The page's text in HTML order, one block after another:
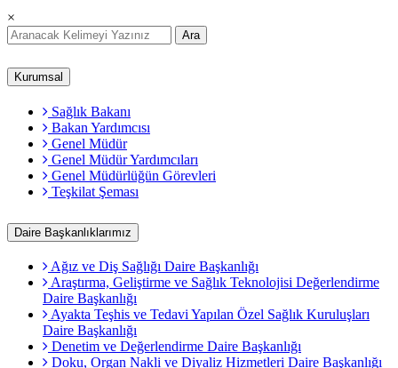
×
Ara
Kurumsal
Sağlık Bakanı
Bakan Yardımcısı
Genel Müdür
Genel Müdür Yardımcıları
Genel Müdürlüğün Görevleri
Teşkilat Şeması
Daire Başkanlıklarımız
Ağız ve Diş Sağlığı Daire Başkanlığı
Araştırma, Geliştirme ve Sağlık Teknolojisi Değerlendirme
Daire Başkanlığı
Ayakta Teşhis ve Tedavi Yapılan Özel Sağlık Kuruluşları
Daire Başkanlığı
Denetim ve Değerlendirme Daire Başkanlığı
Doku, Organ Nakli ve Diyaliz Hizmetleri Daire Başkanlığı